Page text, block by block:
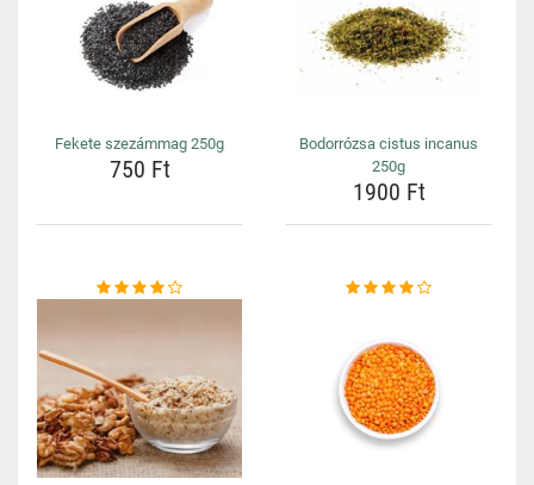
Fekete szezámmag 250g
750 Ft
Bodorrózsa cistus incanus
250g
1900 Ft